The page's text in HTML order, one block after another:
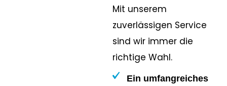
Mit unserem
zuverlässigen Service
sind wir immer die
richtige Wahl.
Ein umfangreiches